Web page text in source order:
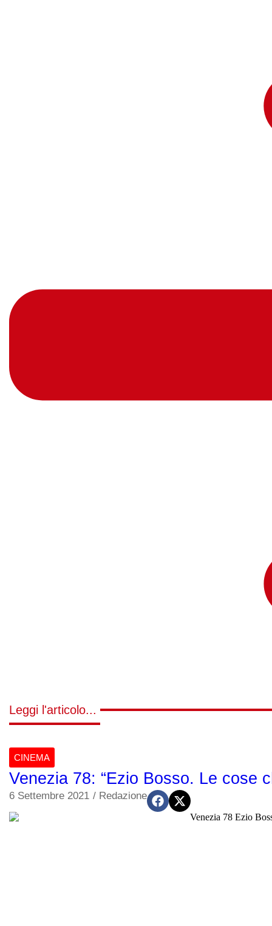
Leggi l'articolo...
CINEMA
Venezia 78: “Ezio Bosso. Le cose
6 Settembre 2021 / Redazione